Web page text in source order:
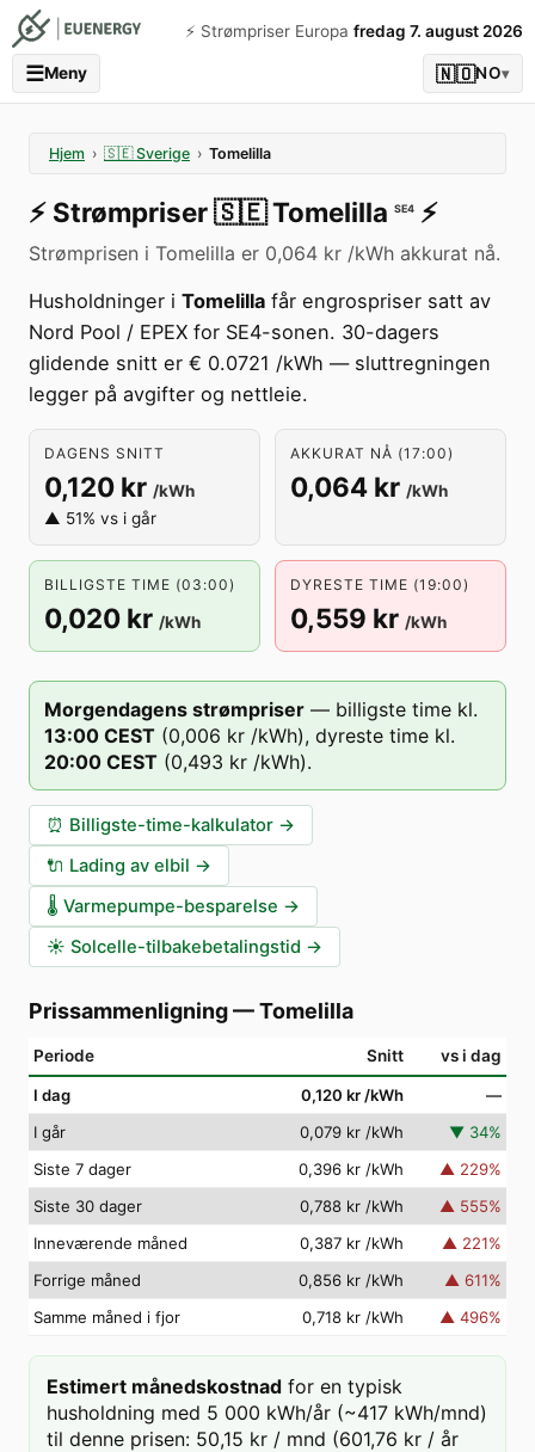
⚡️ Strømpriser Europa fredag 7. august 2026
☰Meny 🇳🇴NO▾
Hjem › 🇸🇪 Sverige › Tomelilla
⚡️ Strømpriser🇸🇪Tomelilla SE4 ⚡️
Strømprisen i Tomelilla er 0,064 kr /kWh akkurat nå.
Husholdninger i Tomelilla får engrospriser satt av
Nord Pool / EPEX for SE4-sonen. 30-dagers
glidende snitt er € 0.0721 /kWh — sluttregningen
legger på avgifter og nettleie.
DAGENS SNITT
0,120 kr /kWh
▲ 51% vs i går
AKKURAT NÅ (17:00)
0,064 kr /kWh
BILLIGSTE TIME (03:00)
0,020 kr /kWh
DYRESTE TIME (19:00)
0,559 kr /kWh
Morgendagens strømpriser — billigste time kl.
13:00 CEST (0,006 kr /kWh), dyreste time kl.
20:00 CEST (0,493 kr /kWh).
⏰ Billigste-time-kalkulator →
🔌 Lading av elbil →
🌡️ Varmepumpe-besparelse →
☀️ Solcelle-tilbakebetalingstid →
Prissammenligning—Tomelilla
Periode Snitt vs i dag
I dag 0,120 kr /kWh
—
I går
0,079 kr /kWh ▼ 34%
Siste 7 dager
0,396 kr /kWh ▲ 229%
Siste 30 dager
0,788 kr /kWh ▲ 555%
Inneværende måned
0,387 kr /kWh ▲ 221%
Forrige måned
0,856 kr /kWh ▲ 611%
Samme måned i fjor
0,718 kr /kWh ▲ 496%
Estimert månedskostnad for en typisk
husholdning med 5 000 kWh/år (~417 kWh/mnd)
til denne prisen: 50,15 kr / mnd (601,76 kr / år